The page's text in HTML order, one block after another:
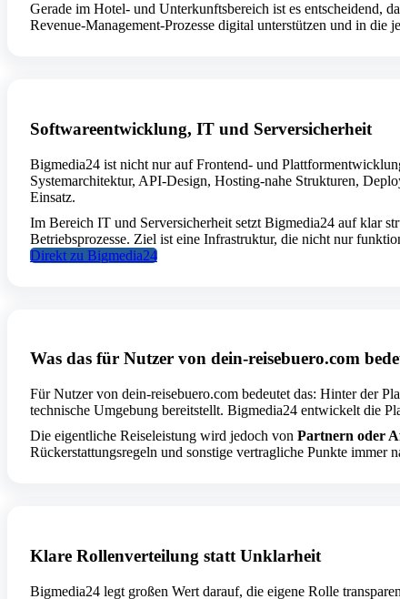
Gerade im Hotel- und Unterkunftsbereich ist es entscheidend,
Revenue-Management-Prozesse digital unterstützen und in
Softwareentwicklung, IT und Serversicherheit
Bigmedia24 ist nicht nur auf Frontend- und
Systemarchitektur, API-Design, Hosting-nahe Strukturen,
Einsatz.
Im Bereich IT und Serversicherheit setzt Bigmedia24 auf klar
Betriebsprozesse. Ziel ist eine Infrastruktur, die nicht nur
Direkt zu Bigmedia24
Was das für Nutzer von dein-reisebuero.com
Für Nutzer von dein-reisebuero.com bedeutet das: Hinter der
technische Umgebung bereitstellt. Bigmedia24 entwickelt die
Die eigentliche Reiseleistung wird jedoch von Partnern oder
Rückerstattungsregeln und sonstige vertragliche Punkte immer
Klare Rollenverteilung statt Unklarheit
Bigmedia24 legt großen Wert darauf, die eigene Rolle